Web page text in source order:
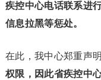
疾控中心电话联系进
信息拉黑等惩处。
在此，我中心郑重声
权限，因此省疾控中